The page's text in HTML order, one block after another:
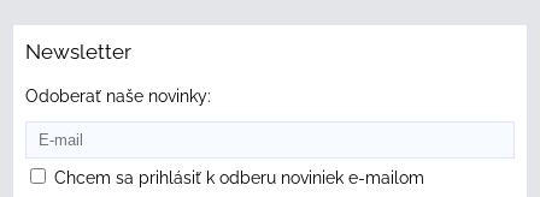
Newsletter
Odoberať naše novinky:
Chcem sa prihlásiť k odberu noviniek e-mailom